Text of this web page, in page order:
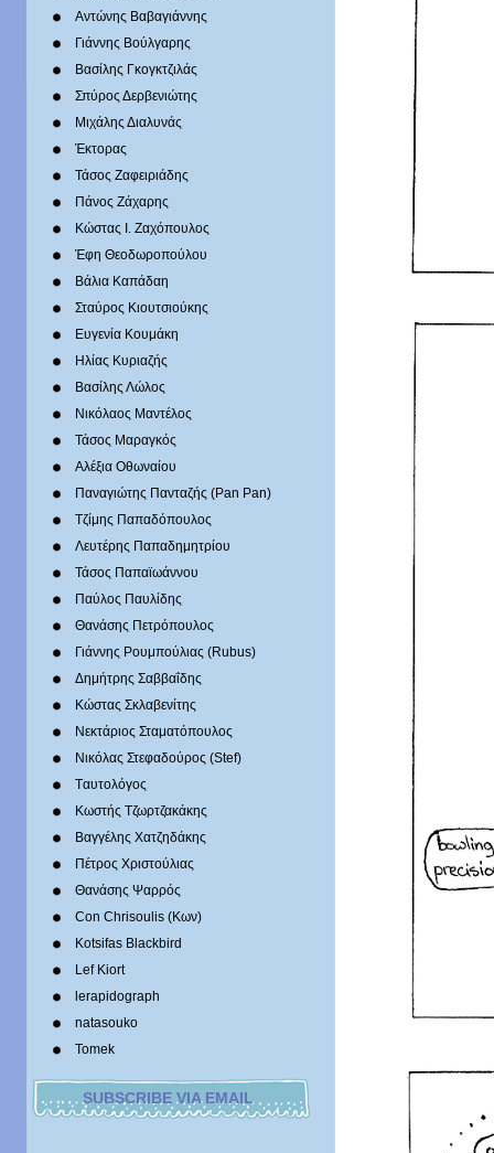
Αντώνης Βαβαγιάννης
Γιάννης Βούλγαρης
Βασίλης Γκογκτζιλάς
Σπύρος Δερβενιώτης
Mιχάλης Διαλυνάς
Έκτορας
Τάσος Ζαφειριάδης
Πάνος Ζάχαρης
Κώστας Ι. Ζαχόπουλoς
Έφη Θεοδωροπούλου
Βάλια Καπάδαη
Σταύρος Κιουτσιούκης
Ευγενία Κουμάκη
Ηλίας Κυριαζής
Βασίλης Λώλος
Νικόλαος Μαντέλος
Τάσος Μαραγκός
Αλέξια Οθωναίου
Παναγιώτης Πανταζής (Pan Pan)
Τζίμης Παπαδόπουλος
Λευτέρης Παπαδημητρίου
Τάσος Παπαϊωάννου
Παύλος Παυλίδης
Θανάσης Πετρόπουλος
Γιάννης Ρουμπούλιας (Rubus)
Δημήτρης Σαββαΐδης
Κώστας Σκλαβενίτης
Νεκτάριος Σταματόπουλος
Νικόλας Στεφαδούρος (Stef)
Tαυτολόγος
Κωστής Τζωρτζακάκης
Βαγγέλης Χατζηδάκης
Πέτρος Χριστούλιας
Θανάσης Ψαρρός
Con Chrisoulis (Κων)
Kotsifas Blackbird
Lef Kiort
lerapidograph
natasouko
Tomek
SUBSCRIBE VIA EMAIL